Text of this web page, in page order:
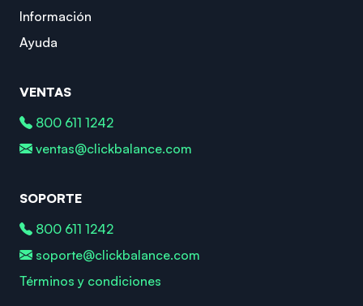
Información
Ayuda
VENTAS
800 611 1242
ventas@clickbalance.com
SOPORTE
800 611 1242
soporte@clickbalance.com
Términos y condiciones